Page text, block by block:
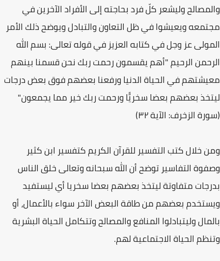
والمصالح وليشعر كلّ فرد بحاجته إلى الأفراد الآخرين في
مجتمعه ويعيشوا في ظل التعاون والتبادل ويوضح ذلك الأمر
المولى عز وجل في كتابه العزيز في قوله تعالى: بسم الله
الرحمن الرحيم "أهم يقسمون رحمت ربك نحن قسمنا بينهم
معيشتهم في الحياة الدنيا ورفعنا بعضهم فوق بعض درجات
ليتخذ بعضهم بعضا سخريًّا ورحمت ربك خير مما يجمعون"
(سورة الزخرف: الآية ۳۲)
ومن خلال كتب التفسير للقرآن الكريم كتفسير ابن كثير
وصفوة التفاسير توضح أن الله سبحانه وتعالى خلق الناس
بدرجات متفاوتة ليتخذ بعضهم بعضا سخريا أي ليستفيد
ويستخدم بعضهم من طاقة البعض الآخر سواء بالأعمال، أو
بالمال وليتبادلوا المنافع والمصالح وتتكامل الحياة البشرية
وتنظم الحياة الاجتماعية لهم.